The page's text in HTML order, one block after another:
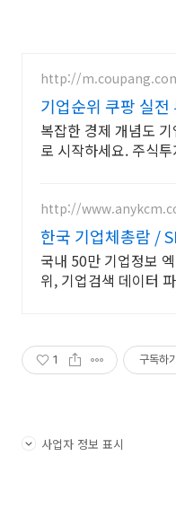
http://
기업순위 쿠팡 실전
복잡한 경제 개념도
로 시작하세요. 주식
http://
한국 기업체총람 /
국내 50만 기업정보
위, 기업검색 데이터
1 구독하기
사업자 정보 표시